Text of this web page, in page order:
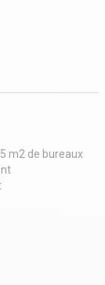
m2 de bureaux
câblage